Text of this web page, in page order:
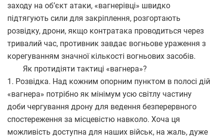
заходу на об’єкт атаки, «вагнерівці» швидко
підтягують сили для закріплення, розгортають
розвідку, дрони, якщо контратака проводиться через
тривалий час, противник завдає вогньове ураження з
корегуванням значної кількості вогньових засобів.
Як протидіяти тактиці «вагнера»?
1. Розвідка. Над кожним опорним пунктом в полосі дій
«вагнера» потрібно як мінімум усю світлу частину
доби чергування дрону для ведення безперервного
спостереження за місцевістю навколо. Хоча ця
можливість доступна для наших військ, на жаль, дуже